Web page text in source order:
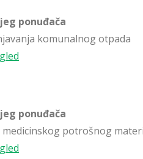
ponuđača
komunalnog otpada
ponuđača
potrošnog